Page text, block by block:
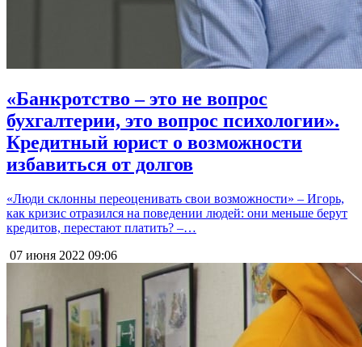
«Банкротство – это не вопрос
бухгалтерии, это вопрос психологии».
Кредитный юрист о возможности
избавиться от долгов
«Люди склонны переоценивать свои возможности» – Игорь,
как кризис отразился на поведении людей: они меньше берут
кредитов, перестают платить? –…
07 июня 2022 09:06